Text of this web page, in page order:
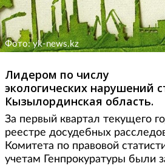
Фото: yk-news.kz
Лидером по числу
экологических нарушений
Кызылординская область.
За первый квартал текущего
реестре досудебных
Комитета по правовой
учетам Генпрокуратуры были